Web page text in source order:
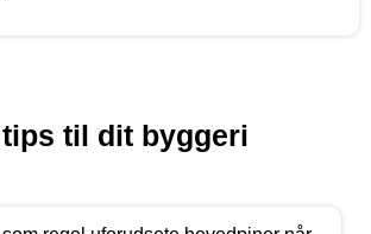
tips til dit byggeri